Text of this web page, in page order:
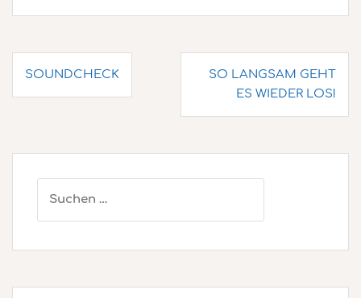
SOUNDCHECK
SO LANGSAM GEHT
ES WIEDER LOS!
nach: